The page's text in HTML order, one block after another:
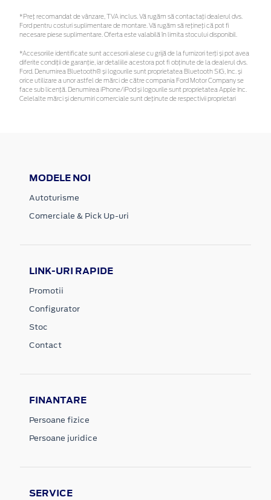
*Preţ recomandat de vânzare, TVA inclus. Vă rugăm să contactaţi dealerul dvs.
Ford pentru costuri suplimentare de montare. Vă rugăm să rețineți că pot fi
necesare piese suplimentare. Oferta este valabilă în limita stocului disponibil.
*Accesoriile identificate sunt accesorii alese cu grijă de la furnizori terți și pot avea
diferite condiții de garanție, iar detaliile acestora pot fi obținute de la dealerul dvs.
Ford. Denumirea Bluetooth® și logourile sunt proprietatea Bluetooth SIG, Inc. și
orice utilizare a unor astfel de mărci de către compania Ford Motor Company se
face sub licență. Denumirea iPhone/iPod și logourile sunt proprietatea Apple Inc.
Celelalte mărci și denumiri comerciale sunt deținute de respectivii proprietari
MODELE NOI
Autoturisme
Comerciale & Pick Up-uri
LINK-URI RAPIDE
Promotii
Configurator
Stoc
Contact
FINANTARE
Persoane fizice
Persoane juridice
SERVICE